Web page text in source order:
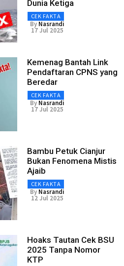
Dunia Ketiga
CEK FAKTA
By Nasrandi
17 Jul 2025
Kemenag Bantah Link
Pendaftaran CPNS yang
Beredar
CEK FAKTA
By Nasrandi
17 Jul 2025
Bambu Petuk Cianjur
Bukan Fenomena Mistis
Ajaib
CEK FAKTA
By Nasrandi
12 Jul 2025
Hoaks Tautan Cek BSU
2025 Tanpa Nomor
KTP